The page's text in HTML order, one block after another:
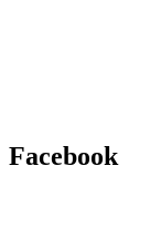
Facebook